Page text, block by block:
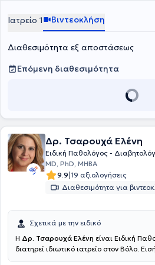
Επειγόντων . Παράλληλα έχει εργαστεί
Ι.Κ.Α Αλεξανδρούπολης για 2 χρονιά, 4
Κομοτηνή.
Ιατρείο 1 Βιντεοκλήση
Διαθεσιμότητα εξ αποστάσεως
Επόμενη διαθεσιμότητα
Δρ. Τσαρουχά Ελένη
Ειδική Παθολόγος -
MD, PhD, MHBA
9.9|19 αξιολογήσεις
Διαθεσιμότητα για
Σχετικά με την ειδικό
Η Δρ. Τσαρουχά Ελένη είναι Ειδική
διατηρεί ιδιωτικό ιατρείο στον Βόλο.